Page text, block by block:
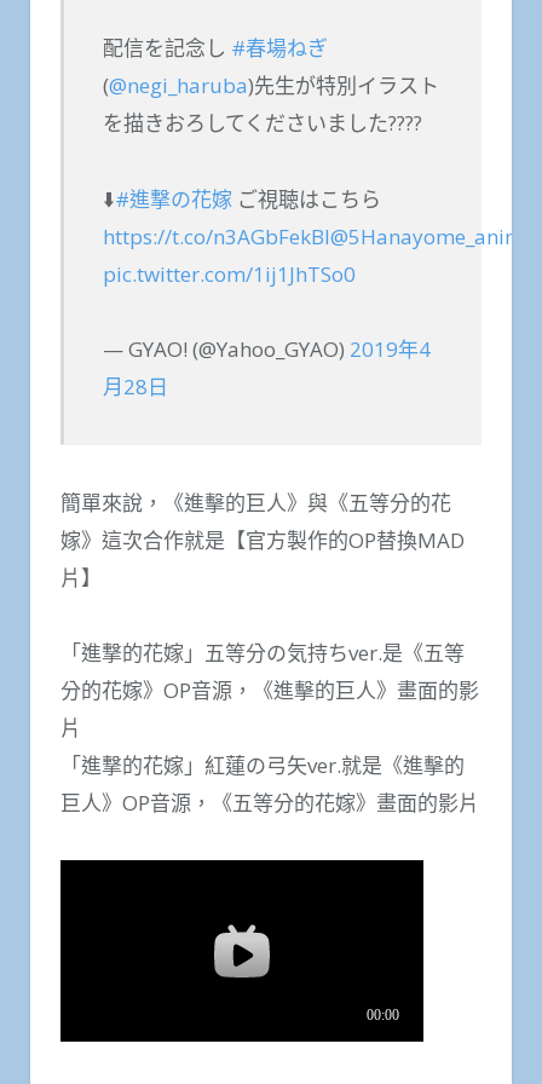
配信を記念し #春場ねぎ
(@negi_haruba)先生が特別イラスト
を描きおろしてくださいました????
⬇️#進撃の花嫁ご視聴はこちら
https://t.co/n3AGbFekBI@5Hanayome_anime
pic.twitter.com/1ij1JhTSo0
— GYAO! (@Yahoo_GYAO) 2019年4
月28日
簡單來說，《進擊的巨人》與《五等分的花
嫁》這次合作就是【官方製作的OP替換MAD
片】
「進撃的花嫁」五等分の気持ちver.是《五等
分的花嫁》OP音源，《進擊的巨人》畫面的影
片
「進撃的花嫁」紅蓮の弓矢ver.就是《進擊的
巨人》OP音源，《五等分的花嫁》畫面的影片